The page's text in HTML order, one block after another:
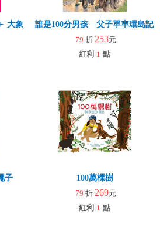
大象拉拉樂(玩具)
誰是100分男孩—父子單車環島記
79 折 253元
紅利 1 點
子
100萬棵樹
79 折 269元
紅利 1 點